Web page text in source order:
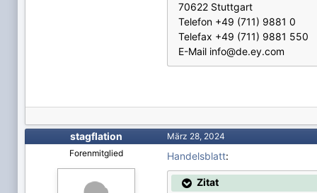
70622 Stuttgart
Telefon +49 (711) 9881 0
Telefax +49 (711) 9881 550
E-Mail info@de.ey.com
stagflation
Forenmitglied
März 28, 2024
Handelsblatt:
Zitat